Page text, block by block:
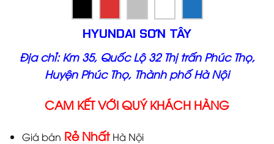
HYUNDAI SƠN TÂY
Địa chỉ: Km 35, Quốc Lộ 32 Thị trấn Phúc Thọ,
Huyện Phúc Thọ, Thành phố Hà Nội
CAM KẾT VỚI QUÝ KHÁCH HÀNG
Giá bán Rẻ Nhất Hà Nội